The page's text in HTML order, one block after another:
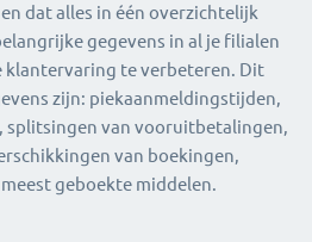
dat alles in één overzichtelijk
gegevens in al je filialen
klantervaring te verbeteren. Dit
zijn: piekaanmeldingstijden,
splitsingen van vooruitbetalingen,
van boekingen,
geboekte middelen.